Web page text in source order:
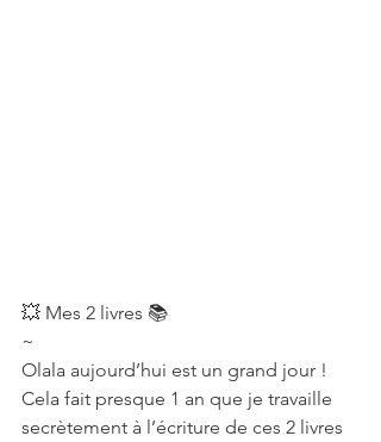
💥 Mes 2 livres 📚
~
Olala aujourd’hui est un grand jour !
Cela fait presque 1 an que je travaille
secrètement à l’écriture de ces 2 livres